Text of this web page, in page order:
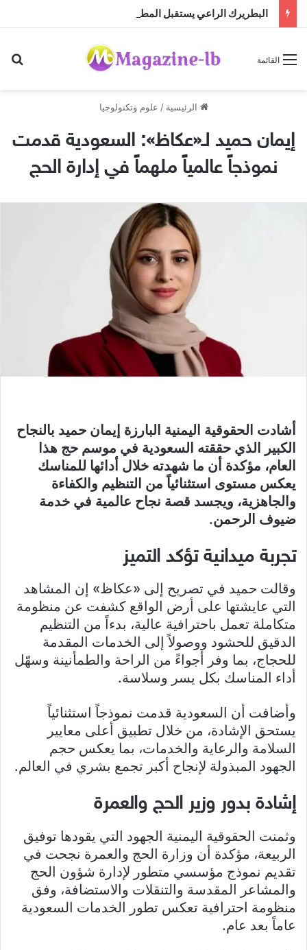
القائمة
الرئيسية / علوم وتكنولوجيا
إيمان حميد لـ«عكاظ»: السعودية قدمت
نموذجاً عالمياً ملهماً في إدارة الحج
أشادت الحقوقية اليمنية البارزة إيمان حميد بالنجاح
الكبير الذي حققته السعودية في موسم حج هذا
العام، مؤكدة أن ما شهدته خلال أدائها للمناسك
يعكس مستوى استثنائياً من التنظيم والكفاءة
والجاهزية، ويجسد قصة نجاح عالمية في خدمة
ضيوف الرحمن.
تجربة ميدانية تؤكد التميز
وقالت حميد في تصريح إلى «عكاظ» إن المشاهد
التي عايشتها على أرض الواقع كشفت عن منظومة
متكاملة تعمل باحترافية عالية، بدءاً من التنظيم
الدقيق للحشود ووصولاً إلى الخدمات المقدمة
للحجاج، بما وفر أجواءً من الراحة والطمأنينة وسهّل
أداء المناسك بكل يسر وسلاسة.
وأضافت أن السعودية قدمت نموذجاً استثنائياً
يستحق الإشادة، من خلال تطبيق أعلى معايير
السلامة والرعاية والخدمات، بما يعكس حجم
الجهود المبذولة لإنجاح أكبر تجمع بشري في العالم.
إشادة بدور وزير الحج والعمرة
وثمنت الحقوقية اليمنية الجهود التي يقودها توفيق
الربيعة، مؤكدة أن وزارة الحج والعمرة نجحت في
تقديم نموذج مؤسسي متطور لإدارة شؤون الحج
والمشاعر المقدسة والتنقلات والاستضافة، وفق
منظومة احترافية تعكس تطور الخدمات السعودية
عاماً بعد عام.